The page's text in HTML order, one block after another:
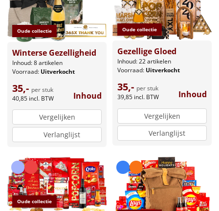
Oude collectie
Winterse Gezelligheid
Inhoud: 8 artikelen
Voorraad: Uitverkocht
35,- per stuk
40,85 incl. BTW Inhoud
Vergelijken
Verlanglijst
Oude collectie
Gezellige Gloed
Inhoud: 22 artikelen
Voorraad: Uitverkocht
35,- per stuk
39,85 incl. BTW Inhoud
Vergelijken
Verlanglijst
Oude collectie